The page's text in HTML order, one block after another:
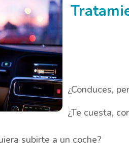
¿Conduces,
¿Te cuesta,
subirte a un coche?